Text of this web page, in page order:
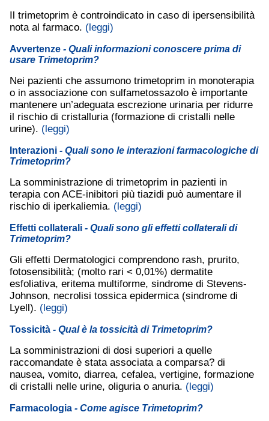
Il trimetoprim è controindicato in caso di ipersensibilità
nota al farmaco. (leggi)
Avvertenze - Quali informazioni conoscere prima di
usare Trimetoprim?
Nei pazienti che assumono trimetoprim in monoterapia
o in associazione con sulfametossazolo è importante
mantenere un’adeguata escrezione urinaria per ridurre
il rischio di cristalluria (formazione di cristalli nelle
urine). (leggi)
Interazioni - Quali sono le interazioni farmacologiche di
Trimetoprim?
La somministrazione di trimetoprim in pazienti in
terapia con ACE-inibitori più tiazidi può aumentare il
rischio di iperkaliemia. (leggi)
Effetti collaterali - Quali sono gli effetti collaterali di
Trimetoprim?
Gli effetti Dermatologici comprendono rash, prurito,
fotosensibilità; (molto rari < 0,01%) dermatite
esfoliativa, eritema multiforme, sindrome di Stevens-
Johnson, necrolisi tossica epidermica (sindrome di
Lyell). (leggi)
Tossicità - Qual è la tossicità di Trimetoprim?
La somministrazioni di dosi superiori a quelle
raccomandate è stata associata a comparsa? di
nausea, vomito, diarrea, cefalea, vertigine, formazione
di cristalli nelle urine, oliguria o anuria. (leggi)
Farmacologia - Come agisce Trimetoprim?